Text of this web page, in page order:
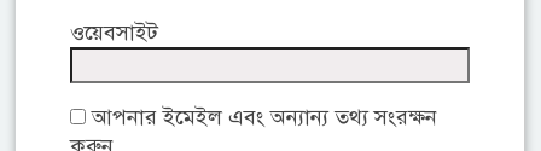
ওয়েবসাইট
আপনার ইমেইল এবং অন্যান্য তথ্য সংরক্ষন